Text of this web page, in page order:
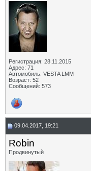
Регистрация: 28.11.2015
Адрес: 71
Автомобиль: VESTA LMM
Возраст: 52
Сообщений: 573
09.04.2017, 19:21
Robin
Продвинутый